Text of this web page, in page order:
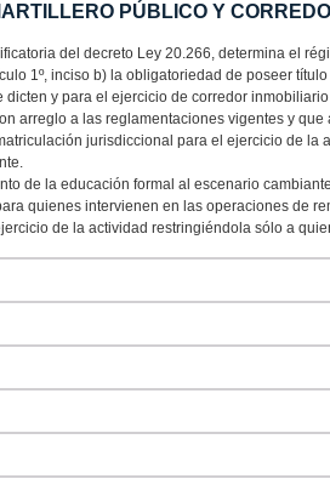
PÚBLICO Y
del decreto Ley 20.266, determina el
1º, inciso b) la obligatoriedad de poseer
dicten y para el ejercicio de corredor
arreglo a las reglamentaciones vigentes y que
jurisdiccional para el ejercicio de
de la educación formal al escenario
quienes intervienen en las operaciones de
de la actividad restringiéndola sólo a